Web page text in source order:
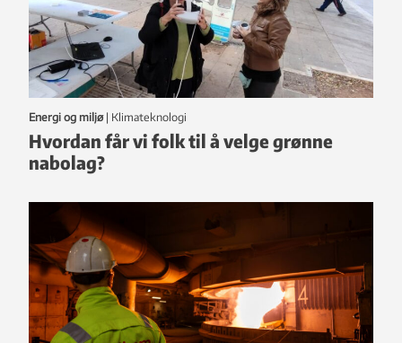
Energi og miljø | klimateknologi
Hvordan får vi folk til å velge grønne
nabolag?